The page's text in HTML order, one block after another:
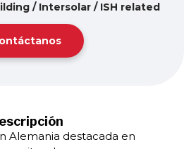
/ Intersolar / ISH related
Alemania destacada en